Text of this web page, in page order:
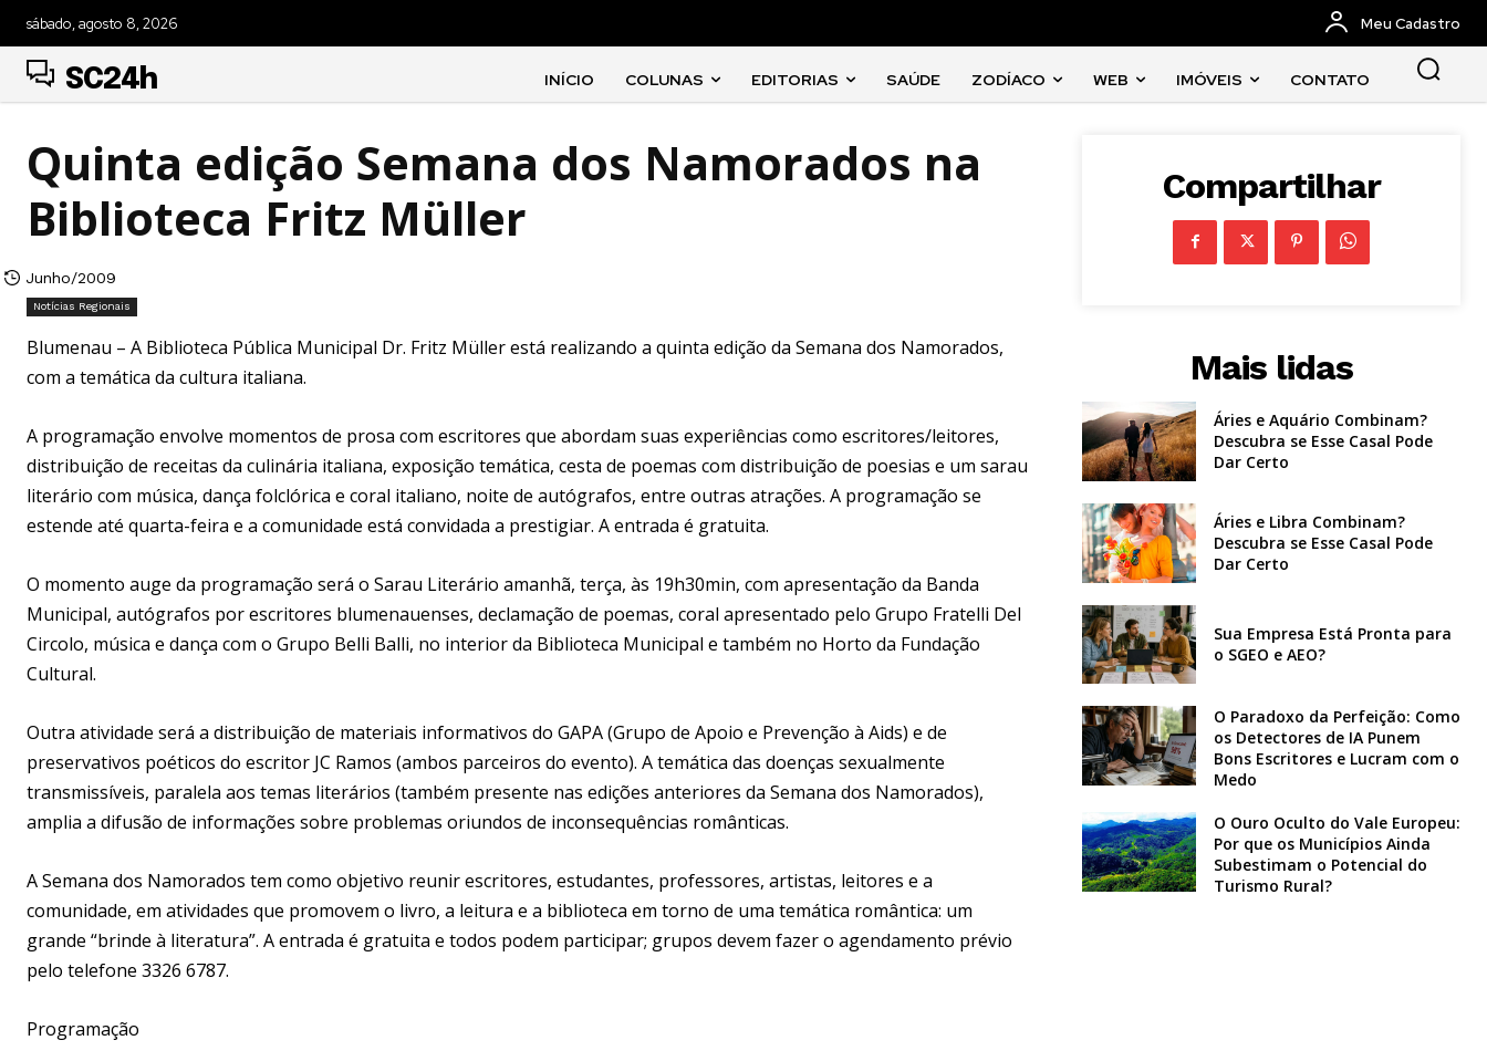
sábado, agosto 8, 2026 Meu Cadastro
SC24h INÍCIO COLUNAS EDITORIAS SAÚDE ZODÍACO WEB IMÓVEIS CONTATO
Quinta edição Semana dos Namorados na
Biblioteca Fritz Müller
Junho/2009
Notícias Regionais
Blumenau – A Biblioteca Pública Municipal Dr. Fritz Müller está realizando a quinta edição da Semana dos Namorados,
com a temática da cultura italiana.
A programação envolve momentos de prosa com escritores que abordam suas experiências como escritores/leitores,
distribuição de receitas da culinária italiana, exposição temática, cesta de poemas com distribuição de poesias e um sarau
literário com música, dança folclórica e coral italiano, noite de autógrafos, entre outras atrações. A programação se
estende até quarta-feira e a comunidade está convidada a prestigiar. A entrada é gratuita.
O momento auge da programação será o Sarau Literário amanhã, terça, às 19h30min, com apresentação da Banda
Municipal, autógrafos por escritores blumenauenses, declamação de poemas, coral apresentado pelo Grupo Fratelli Del
Circolo, música e dança com o Grupo Belli Balli, no interior da Biblioteca Municipal e também no Horto da Fundação
Cultural.
Outra atividade será a distribuição de materiais informativos do GAPA (Grupo de Apoio e Prevenção à Aids) e de
preservativos poéticos do escritor JC Ramos (ambos parceiros do evento). A temática das doenças sexualmente
transmissíveis, paralela aos temas literários (também presente nas edições anteriores da Semana dos Namorados),
amplia a difusão de informações sobre problemas oriundos de inconsequências românticas.
A Semana dos Namorados tem como objetivo reunir escritores, estudantes, professores, artistas, leitores e a
comunidade, em atividades que promovem o livro, a leitura e a biblioteca em torno de uma temática romântica: um
grande “brinde à literatura”. A entrada é gratuita e todos podem participar; grupos devem fazer o agendamento prévio
pelo telefone 3326 6787.
Programação
Compartilhar
Mais lidas
Áries e Aquário Combinam?
Descubra se Esse Casal Pode
Dar Certo
Áries e Libra Combinam?
Descubra se Esse Casal Pode
Dar Certo
Sua Empresa Está Pronta para
o SGEO e AEO?
O Paradoxo da Perfeição: Como
os Detectores de IA Punem
Bons Escritores e Lucram com o
Medo
O Ouro Oculto do Vale Europeu:
Por que os Municípios Ainda
Subestimam o Potencial do
Turismo Rural?